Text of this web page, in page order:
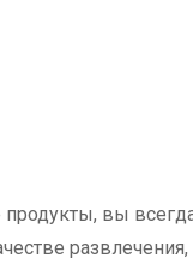
вы
развлечения,